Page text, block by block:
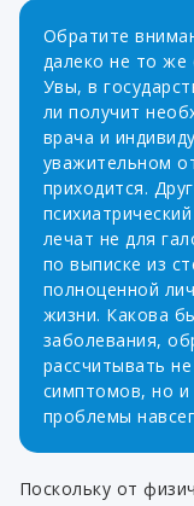
Обратите
далеко не то
Увы, в
ли получит
врача и
уважительном
приходится.
лечат не для
по выписке из
полноценной
жизни. Какова
заболевания,
рассчитывать
симптомов, но и
проблемы
Поскольку от